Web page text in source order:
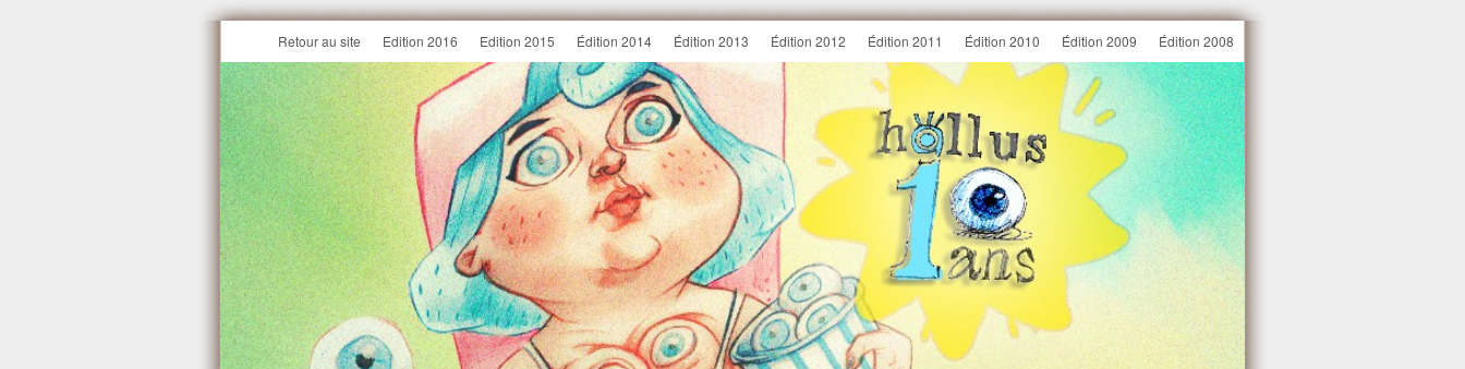
Retour au site Edition 2016 Edition 2015 Édition 2014 Édition 2013 Édition 2012 Édition 2011 Édition 2010 Édition 2009 Édition 2008